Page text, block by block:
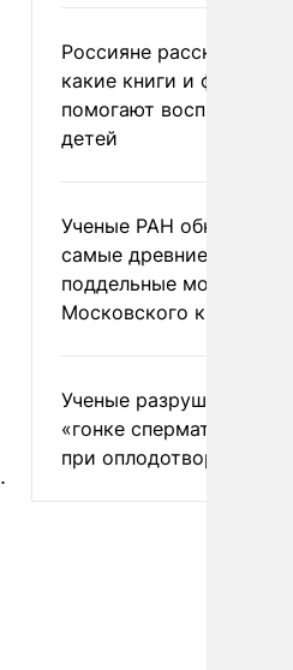
.
Россияне рассказали,
какие книги и фильмы
помогают воспитывать
детей
Ученые РАН
самые древние
поддельные монеты
Московского
Ученые разрушили миф
«гонке
при оплодотворении